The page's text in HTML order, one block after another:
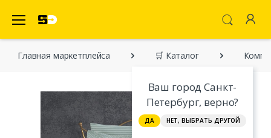
Ваш город Санкт-
Петербург, верно?
ДА НЕТ, ВЫБРАТЬ ДРУГОЙ
Главная марĸетплейса 🛒 Каталог